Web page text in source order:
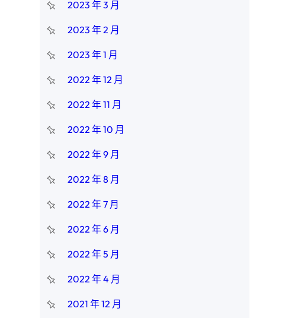
2023 年 3 月
2023 年 2 月
2023 年 1 月
2022 年 12 月
2022 年 11 月
2022 年 10 月
2022 年 9 月
2022 年 8 月
2022 年 7 月
2022 年 6 月
2022 年 5 月
2022 年 4 月
2021 年 12 月